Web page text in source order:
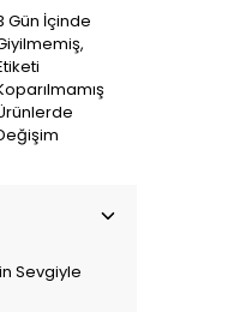
Gün İçinde
Sevgiyle